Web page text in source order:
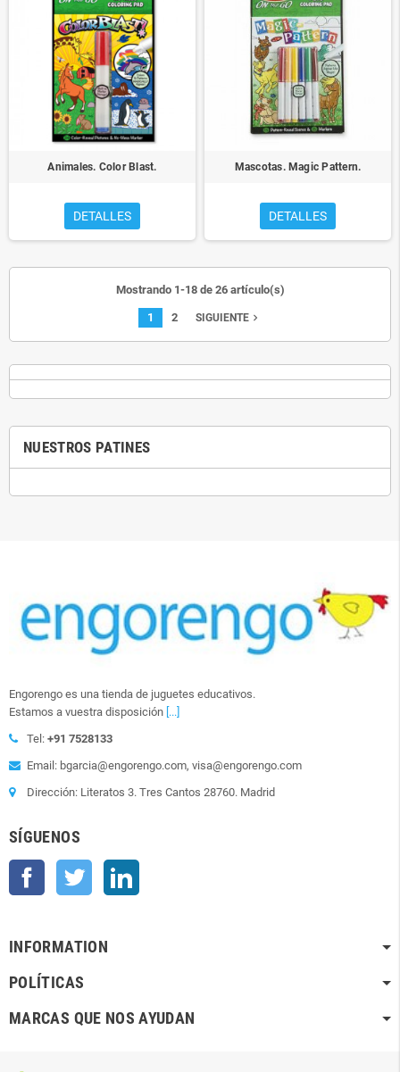
NUESTROS PATINES
Animales. Color Blast.
DETALLES
Mascotas. Magic Pattern.
DETALLES
Mostrando 1-18 de 26 artículo(s)
1 2 SIGUIENTE navigate_next
Engorengo es una tienda de juguetes educativos.
Estamos a vuestra disposición [...]
Tel: +91 7528133
Email: bgarcia@engorengo.com, visa@engorengo.com
Dirección: Literatos 3. Tres Cantos 28760. Madrid
SÍGUENOS
Facebook Twitter
INFORMATION
POLÍTICAS
MARCAS QUE NOS AYUDAN